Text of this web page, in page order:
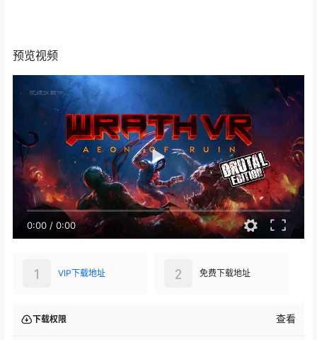
0:00 0:00
VIP下载地址
1 免费下载地址
2
下载权限 查看
VIP下载地址
格式： zip